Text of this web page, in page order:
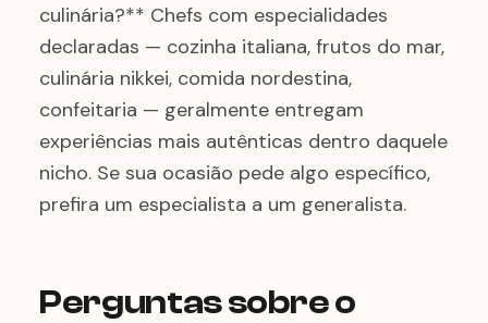
culinária?** Chefs com especialidades
declaradas — cozinha italiana, frutos do mar,
culinária nikkei, comida nordestina,
confeitaria — geralmente entregam
experiências mais autênticas dentro daquele
nicho. Se sua ocasião pede algo específico,
prefira um especialista a um generalista.
Perguntas sobre o